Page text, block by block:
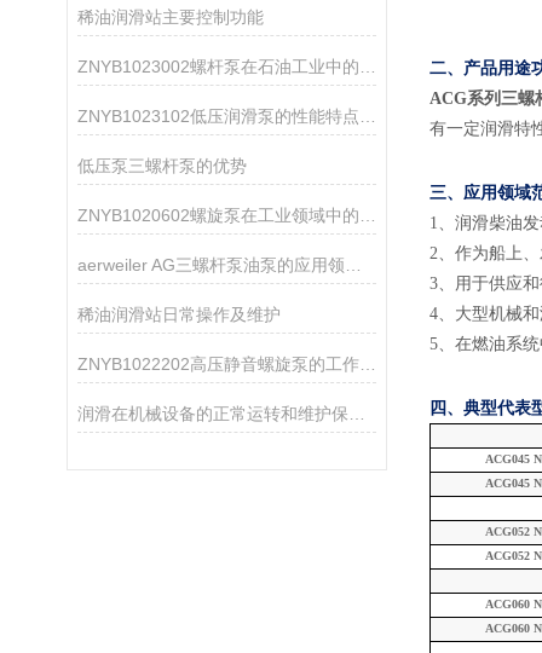
稀油润滑站主要控制功能
低压泵三螺杆泵的优势
稀油润滑站日常操作及维护
ZNYB1022202高压静音螺旋泵的工作原理
二、产品用途
ACG系列三螺
有一定润滑特
三、应用领域
1、 润滑柴油
2、 作为船上
3、 用于供应
4、 大型机械
5、 在燃油系
四、典型代表
ACG045
ACG045
ACG052
ACG052
ACG060
ACG060